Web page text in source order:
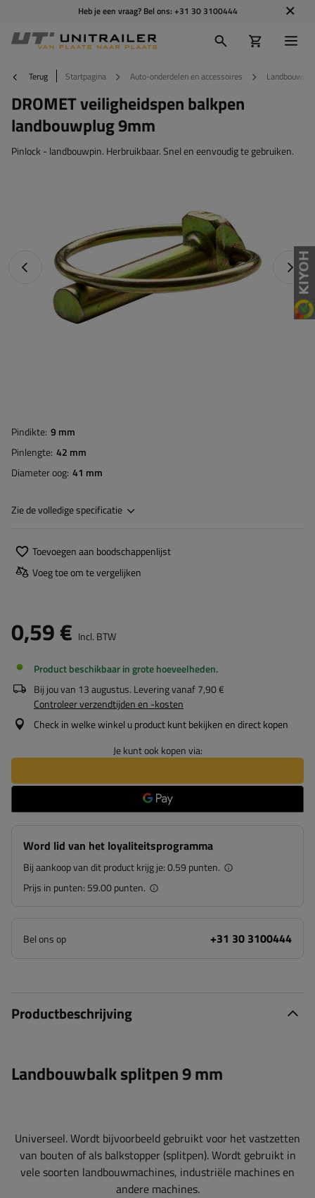
Heb je een vraag? Bel ons: +31 30 3100444
Terug Startpagina Auto-onderdelen en accessoires
DROMET veiligheidspen balkpen
landbouwplug 9mm
Pinlock - landbouwpin. Herbruikbaar. Snel en eenvoudig te gebruiken.
Vorige foto
Pindikte 9 mm
Pinlengte 42 mm
Diameter oog 41 mm
Zie de volledige specificatie
Toevoegen aan boodschappenlijst
Voeg toe om te vergelijken
0,59 € Incl. BTW
Product beschikbaar in grote hoeveelheden
Bij jou van 13 augustus. Levering vanaf7,90 €
Controleer verzendtijden en -kosten
Check in welke winkel u product kunt bekijken en direct kopen
Je kunt ook kopen via:
Word lid van het loyaliteitsprogramma
Bij aankoop van dit product krijg je:0.59 punten.
Prijs in punten: 59.00 punten.
Bel ons op +31 30 3100444
Productbeschrijving
Landbouwbalk splitpen 9 mm
Universeel. Wordt bijvoorbeeld gebruikt voor het vastzetten
van bouten of als balkstopper (splitpen). Wordt gebruikt in
vele soorten landbouwmachines, industriële machines en
andere machines.